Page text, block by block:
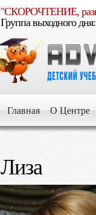
"СКОРОЧТЕНИЕ,
Группа выходного
Главная О Центре
Лиза